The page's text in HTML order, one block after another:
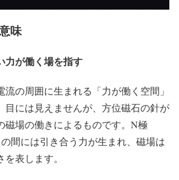
味
力が働く場を指す
の周囲に生まれる「力が働く空間」
目には見えませんが、方位磁石の針が
磁場の働きによるものです。N極
の間には引き合う力が生まれ、磁場は
表します。